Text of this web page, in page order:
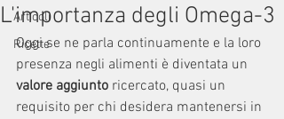
Articoli
Ricette
L'importanza degli Omega-3
Oggi se ne parla continuamente e la loro
presenza negli alimenti è diventata un
valore aggiunto ricercato, quasi un
requisito per chi desidera mantenersi in